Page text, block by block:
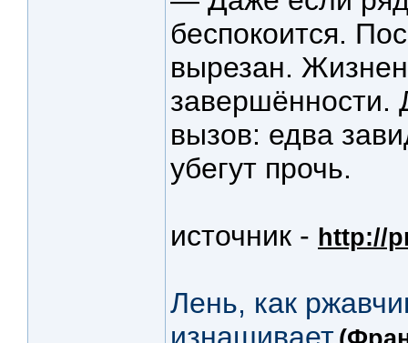
беспокоится.
вырезан.
завершённости.
вызов: едва
убегут прочь.
источник - http://
Лень, как